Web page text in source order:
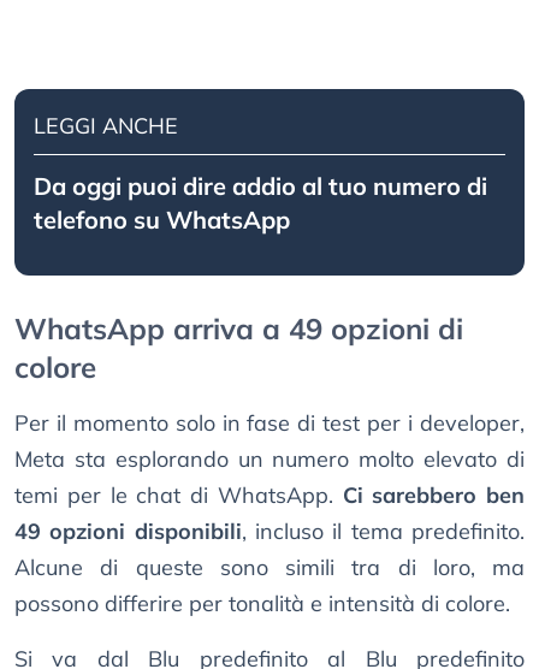
LEGGI ANCHE
Da oggi puoi dire addio al tuo numero di
telefono su WhatsApp
WhatsApp arriva a 49 opzioni di
colore
Per il momento solo in fase di test per i developer,
Meta sta esplorando un numero molto elevato di
temi per le chat di WhatsApp. Ci sarebbero ben
49 opzioni disponibili, incluso il tema predefinito.
Alcune di queste sono simili tra di loro, ma
possono differire per tonalità e intensità di colore.
Si va dal Blu predefinito al Blu predefinito